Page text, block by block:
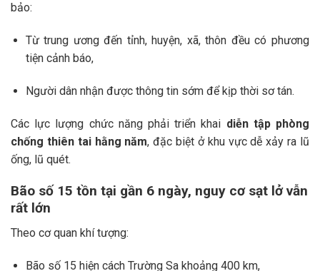
bảo:
Từ trung ương đến tỉnh, huyện, xã, thôn đều có phương
tiện cảnh báo,
Người dân nhận được thông tin sớm để kịp thời sơ tán.
Các lực lượng chức năng phải triển khai diễn tập phòng
chống thiên tai hằng năm, đặc biệt ở khu vực dễ xảy ra lũ
ống, lũ quét.
Bão số 15 tồn tại gần 6 ngày, nguy cơ sạt lở vẫn
rất lớn
Theo cơ quan khí tượng:
Bão số 15 hiện cách Trường Sa khoảng 400 km,